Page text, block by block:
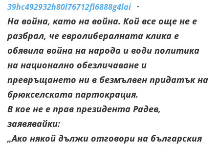
39hc492932h80l76712fl6888g4lai ·
На война, като на война. Кой все още не е
разбрал, че евролибералната клика е
обявила война на народа и води политика
на национално обезличаване и
превръщането ни в безмълвен придатък на
брюкселската партокрация.
В кое не е прав президента Радев,
заявявайки:
„Ако някой дължи отговори на българския